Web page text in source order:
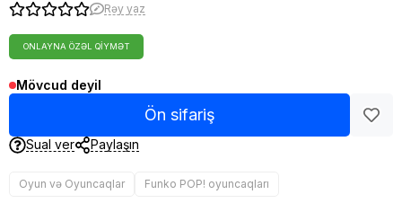
Rəy yaz
ONLAYNA ÖZƏL QIYMƏT
Mövcud deyil
Ön sifariş
Sual ver Paylaşın
Oyun və Oyuncaqlar Funko POP! oyuncaqları